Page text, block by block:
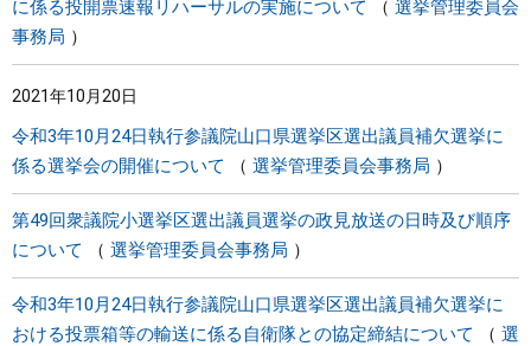
に係る投開票速報リハーサルの実施について
選挙管理委員会
事務局
2021年10月20日
令和3年10月24日執行参議院山口県選挙区選出議員補欠選挙に
係る選挙会の開催について
選挙管理委員会事務局
第49回衆議院小選挙区選出議員選挙の政見放送の日時及び順序
について
選挙管理委員会事務局
令和3年10月24日執行参議院山口県選挙区選出議員補欠選挙に
おける投票箱等の輸送に係る自衛隊との協定締結について
選